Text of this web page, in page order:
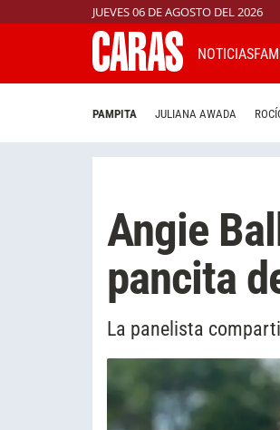
JUEVES 06 DE AGOSTO DEL 2026
NOTICIAS
PAMPITA JULIANA AWADA
Angie
pancita
La panelista